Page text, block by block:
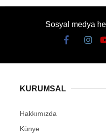
Sosyal medya
KURUMSAL
Hakkımızda
Künye